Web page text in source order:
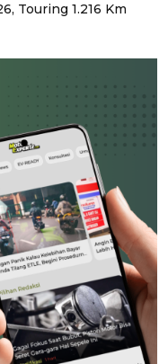
Touring 1.216 Km